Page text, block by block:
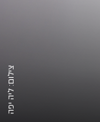
צילום: ליה יפה